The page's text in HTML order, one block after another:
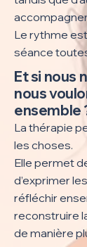
Le rythme
séance
Et si nous
nous
ensemble
La thérapie
les choses.
Elle permet
d’exprimer
réfléchir
reconstruire
de manière